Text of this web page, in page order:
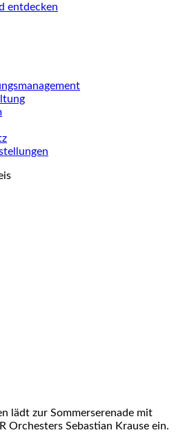
entdecken
lädt zur Sommerserenade mit
Orchesters Sebastian Krause ein.